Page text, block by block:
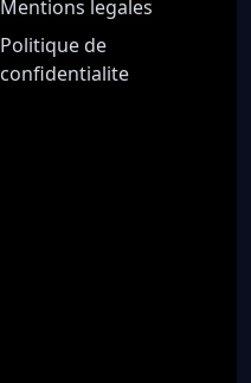
Mentions legales
Politique de
confidentialite